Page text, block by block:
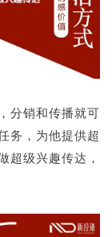
分销和传播就可
务，为他提供超
超级兴趣传达，